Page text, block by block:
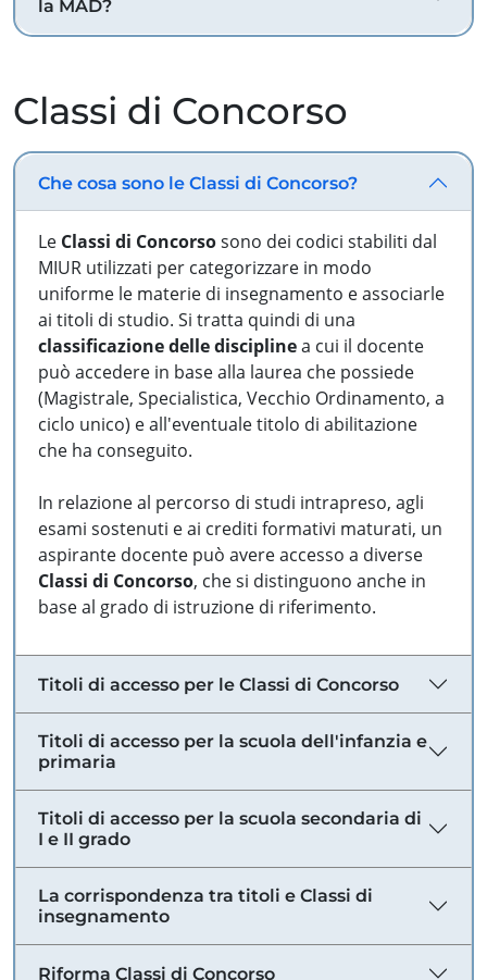
la MAD?
Classi di Concorso
Che cosa sono le Classi di Concorso?
Le Classi di Concorsosono dei codici stabiliti dal
MIUR utilizzati per categorizzare in modo
uniforme le materie di insegnamento e associarle
ai titoli di studio. Si tratta quindi di una
classificazione delle disciplinea cui il docente
può accedere in base alla laurea che possiede
(Magistrale, Specialistica, Vecchio Ordinamento, a
ciclo unico) e all'eventuale titolo di abilitazione
che ha conseguito.
In relazione al percorso di studi intrapreso, agli
esami sostenuti e ai crediti formativi maturati, un
aspirante docente può avere accesso a diverse
Classi di Concorso, che si distinguono anche in
base al grado di istruzione di riferimento.
Titoli di accesso per le Classi di Concorso
Titoli di accesso per la scuola dell'infanzia e
primaria
Titoli di accesso per la scuola secondaria di
I e II grado
La corrispondenza tra titoli e Classi di
insegnamento
Riforma Classi di Concorso